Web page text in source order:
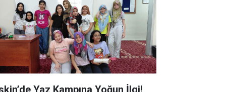
Yaz Kampına Yoğun İlgi!